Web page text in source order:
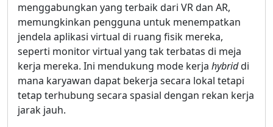
menggabungkan yang terbaik dari VR dan AR,
memungkinkan pengguna untuk menempatkan
jendela aplikasi virtual di ruang fisik mereka,
seperti monitor virtual yang tak terbatas di meja
kerja mereka. Ini mendukung mode kerja hybriddi
mana karyawan dapat bekerja secara lokal tetapi
tetap terhubung secara spasial dengan rekan kerja
jarak jauh.